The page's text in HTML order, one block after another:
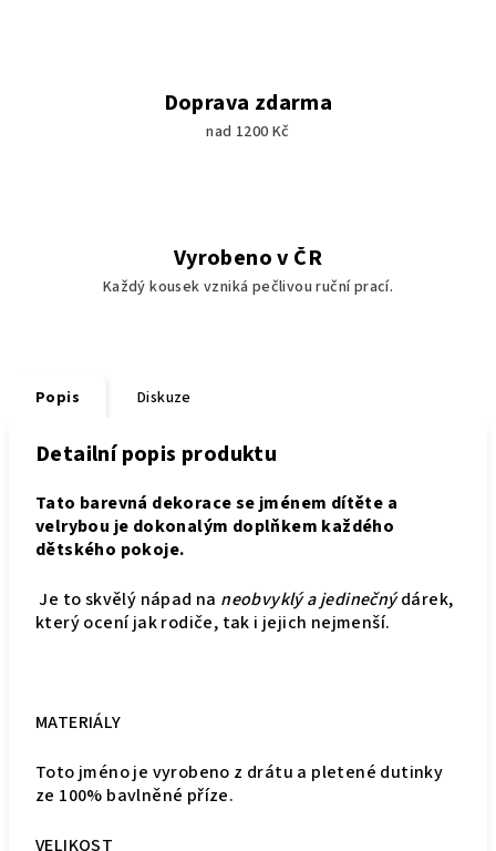
Doprava zdarma
nad 1200 Kč
Vyrobeno v ČR
Každý kousek vzniká pečlivou ruční prací.
Popis Diskuze
Detailní popis produktu
Tato barevná dekorace se jménem dítěte a
velrybou je dokonalým doplňkem každého
dětského pokoje.
Je to skvělý nápad na neobvyklý a jedinečnýdárek,
který ocení jak rodiče, tak i jejich nejmenší.
MATERIÁLY
Toto jméno je vyrobeno z drátu a pletené dutinky
ze 100% bavlněné příze.
VELIKOST